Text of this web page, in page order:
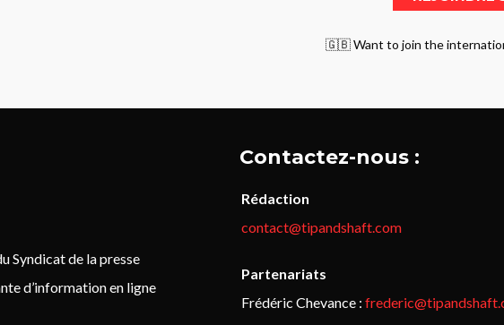
🇬🇧 Want to join the
Syndicat de la presse
d’information en ligne
Contactez-nous :
Rédaction
contact@tipandshaft.com
Partenariats
Frédéric Chevance :